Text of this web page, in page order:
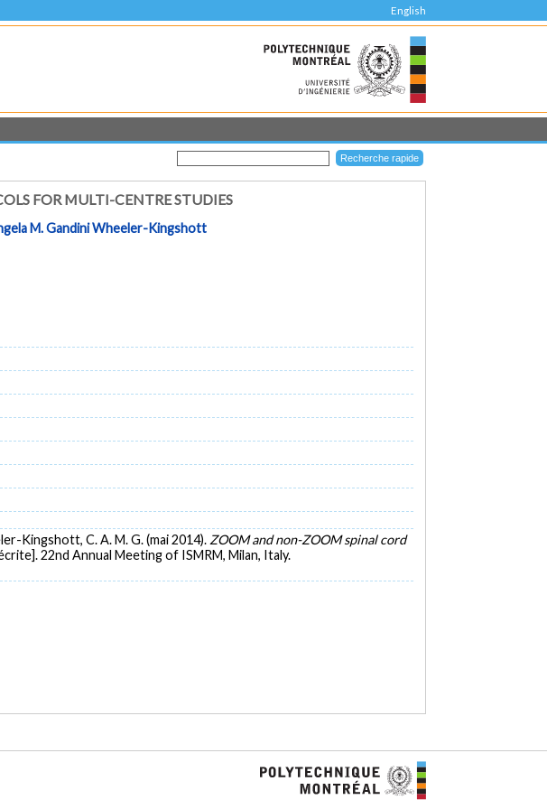
English
FOR MULTI-CENTRE STUDIES
M. Gandini Wheeler-Kingshott
Kingshott, C. A. M. G. (mai 2014). ZOOM and non-ZOOM spinal cord
22nd Annual Meeting of ISMRM, Milan, Italy.